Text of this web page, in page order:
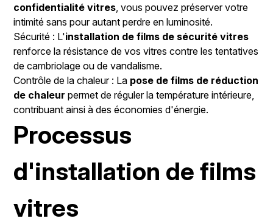
confidentialité vitres, vous pouvez préserver votre
intimité sans pour autant perdre en luminosité.
Sécurité : L'installation de films de sécurité vitres
renforce la résistance de vos vitres contre les tentatives
de cambriolage ou de vandalisme.
Contrôle de la chaleur : La pose de films de réduction
de chaleur permet de réguler la température intérieure,
contribuant ainsi à des économies d'énergie.
Processus
d'installation de films
vitres